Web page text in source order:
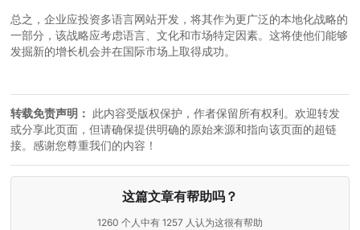
总之，企业应投资多语言网站开发，将其作为更广泛的本地化战略的
一部分，该战略应考虑语言、文化和市场特定因素。这将使他们能够
发掘新的增长机会并在国际市场上取得成功。
转载免责声明：
此内容受版权保护，作者保留所有权利。欢迎转发
或分享此页面，但请确保提供明确的原始来源和指向该页面的超链
接。感谢您尊重我们的内容！
这篇文章有帮助吗？
1260 个人中有 1257 人认为这很有帮助